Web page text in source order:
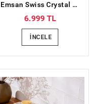
Emsan Swiss Crystal 7 Parça Tencere Seti
6.999 TL
İNCELE